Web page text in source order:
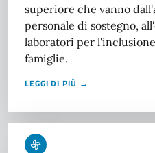
superiore che vanno
personale di sostegno,
laboratori per
famiglie.
LEGGI DI PIÙ →